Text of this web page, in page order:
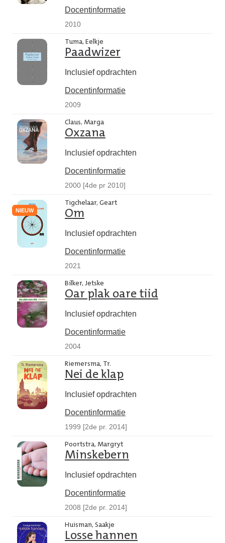
Docentinformatie
2010
Tuma, Eelkje
Paadwizer
Inclusief opdrachten
Docentinformatie
2009
Claus, Marga
Oxzana
Inclusief opdrachten
Docentinformatie
2000 [4de pr 2010]
NIEUW
Tigchelaar, Geart
Om
Inclusief opdrachten
Docentinformatie
2021
Bilker, Jetske
Oar plak oare tiid
Inclusief opdrachten
Docentinformatie
2004
Riemersma, Tr.
Nei de klap
Inclusief opdrachten
Docentinformatie
1999 [2de pr. 2014]
Poortstra, Margryt
Minskebern
Inclusief opdrachten
Docentinformatie
2008 [2de pr. 2014]
Huisman, Saakje
Losse hannen